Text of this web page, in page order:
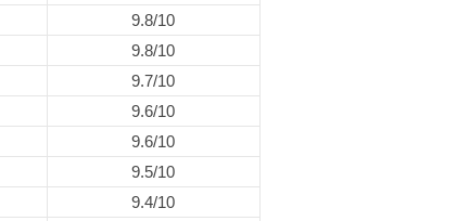
9.8/10
9.8/10
9.7/10
9.6/10
9.6/10
9.5/10
9.4/10